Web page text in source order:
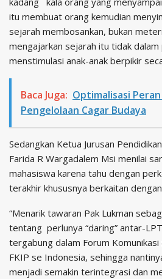
itu membuat orang kemudian
sejarah membosankan, bukan
mengajarkan sejarah itu tidak dalam
menstimulasi anak-anak berpikir
Baca Juga: Optimalisasi
Pengelolaan Cagar Budaya
Sedangkan Ketua Jurusan
Farida R Wargadalem Msi menilai
mahasiswa karena tahu dengan
terakhir khususnya berkaitan
“Menarik tawaran Pak Lukman
tentang perlunya “daring” antar-
tergabung dalam Forum Komunikasi
FKIP se Indonesia, sehingga
menjadi semakin terintegrasi dan